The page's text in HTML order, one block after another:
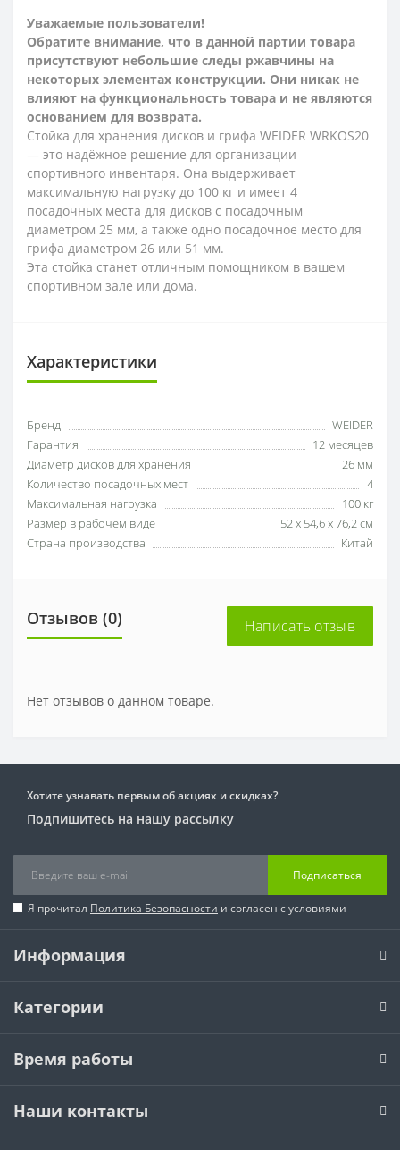
Уважаемые пользователи!
Обратите внимание, что в данной партии товара
присутствуют небольшие следы ржавчины на
некоторых элементах конструкции. Они никак не
влияют на функциональность товара и не являются
основанием для возврата.
Стойка для хранения дисков и грифа WEIDER WRKOS20
— это надёжное решение для организации
спортивного инвентаря. Она выдерживает
максимальную нагрузку до 100 кг и имеет 4
посадочных места для дисков с посадочным
диаметром 25 мм, а также одно посадочное место для
грифа диаметром 26 или 51 мм.
Эта стойка станет отличным помощником в вашем
спортивном зале или дома.
Характеристики
Бренд
WEIDER
Гарантия
12 месяцев
Диаметр дисков для хранения
26 мм
Количество посадочных мест
4
Максимальная нагрузка
100 кг
Размер в рабочем виде
52 х 54,6 х 76,2 см
Страна производства
Китай
Отзывов (0) Написать отзыв
Нет отзывов о данном товаре.
Хотите узнавать первым об акциях и скидках?
Подпишитесь на нашу рассылку
Подписаться
Я прочитал Политика Безопасности и согласен с условиями
Информация
Категории
Время работы
Наши контакты